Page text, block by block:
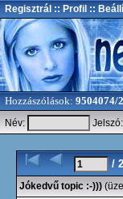
Regisztrál :: Profil ::
Hozzászólások: 9504074/
Név:
Jelszó:
/ 2
Jókedvű topic :-)))